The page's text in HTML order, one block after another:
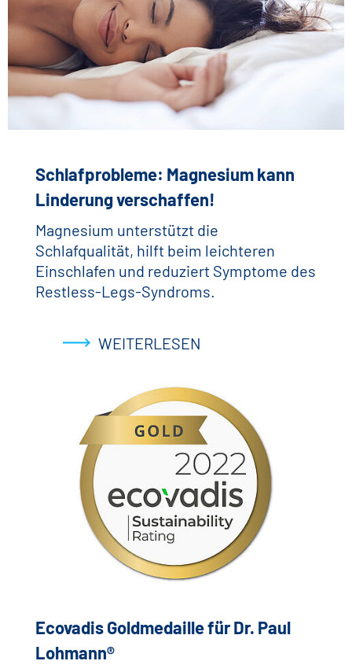
Schlafprobleme: Magnesium kann
Linderung verschaffen!
Magnesium unterstützt die
Schlafqualität, hilft beim leichteren
Einschlafen und reduziert Symptome des
Restless-Legs-Syndroms.
WEITERLESEN
Ecovadis Goldmedaille für Dr. Paul
Lohmann®